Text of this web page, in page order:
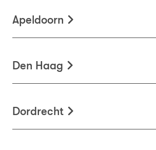
Apeldoorn
Den Haag
Dordrecht